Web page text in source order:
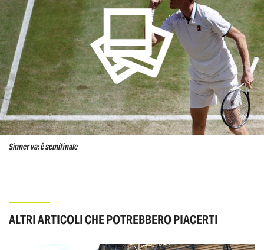
Sinner va: è semifinale
ALTRI ARTICOLI CHE POTREBBERO PIACERTI